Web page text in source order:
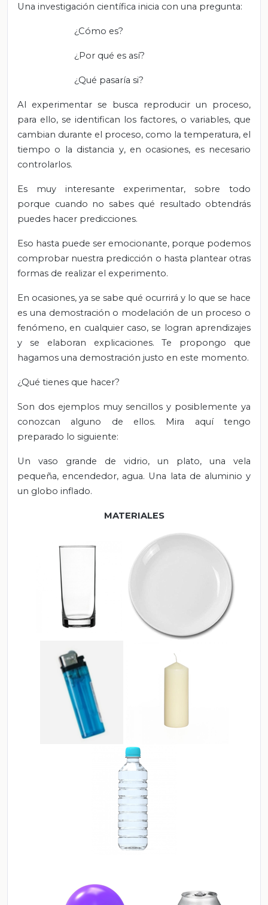
Una investigación científica inicia con una pregunta:
¿Cómo es?
¿Por qué es así?
¿Qué pasaría si?
Al experimentar se busca reproducir un proceso,
para ello, se identifican los factores, o variables, que
cambian durante el proceso, como la temperatura, el
tiempo o la distancia y, en ocasiones, es necesario
controlarlos.
Es muy interesante experimentar, sobre todo
porque cuando no sabes qué resultado obtendrás
puedes hacer predicciones.
Eso hasta puede ser emocionante, porque podemos
comprobar nuestra predicción o hasta plantear otras
formas de realizar el experimento.
En ocasiones, ya se sabe qué ocurrirá y lo que se hace
es una demostración o modelación de un proceso o
fenómeno, en cualquier caso, se logran aprendizajes
y se elaboran explicaciones. Te propongo que
hagamos una demostración justo en este momento.
¿Qué tienes que hacer?
Son dos ejemplos muy sencillos y posiblemente ya
conozcan alguno de ellos. Mira aquí tengo
preparado lo siguiente:
Un vaso grande de vidrio, un plato, una vela
pequeña, encendedor, agua. Una lata de aluminio y
un globo inflado.
MATERIALES